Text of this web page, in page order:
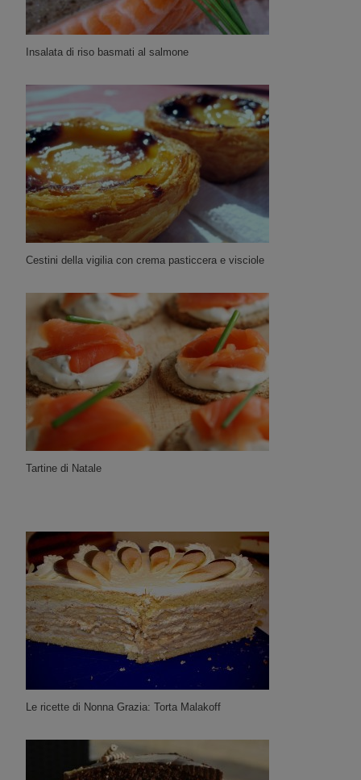
Insalata di riso basmati al salmone
Cestini della vigilia con crema pasticcera e visciole
Tartine di Natale
Le ricette di Nonna Grazia: Torta Malakoff